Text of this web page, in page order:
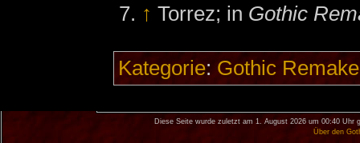
↑ Torrez; in Gothic
Kategorie: Gothic Remake
Diese Seite wurde zuletzt am 1. August 2026 um 00:40 Uhr
Über den